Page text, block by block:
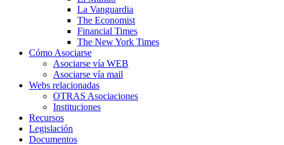
La Vanguardia
The Economist
Financial Times
The New York Times
Cómo Asociarse
Asociarse vía WEB
Asociarse vía mail
Webs relacionadas
OTRAS Asociaciones
Instituciones
Recursos
Legislación
Documentos